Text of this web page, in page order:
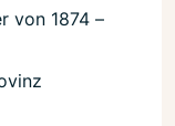
von 1874 –